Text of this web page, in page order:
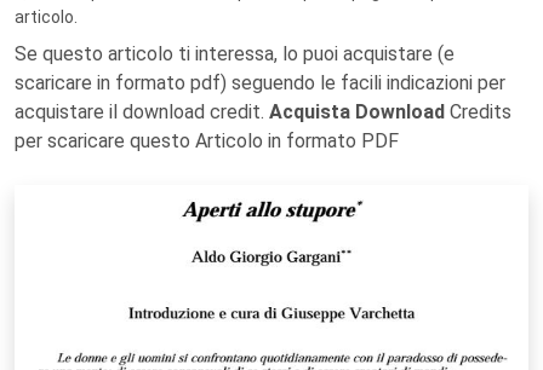
articolo.
Se questo articolo ti interessa, lo puoi acquistare (e
scaricare in formato pdf) seguendo le facili indicazioni per
acquistare il download credit. Acquista Download Credits
per scaricare questo Articolo in formato PDF